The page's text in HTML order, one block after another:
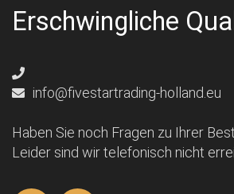
Erschwingliche
info@fivestartrading-holland.eu
Haben Sie noch Fragen zu Ihrer
Leider sind wir telefonisch nicht